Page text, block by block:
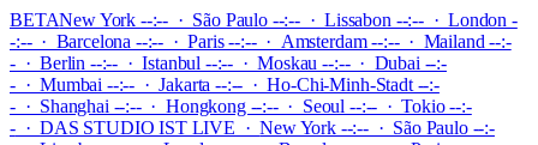
BETANew York --:-- · São Paulo --:-- · Lissabon --:-- · London -
-:-- · Barcelona --:-- · Paris --:-- · Amsterdam --:-- · Mailand --:-
- · Berlin --:-- · Istanbul --:-- · Moskau --:-- · Dubai --:-
- · Mumbai --:-- · Jakarta --:-- · Ho-Chi-Minh-Stadt --:-
- · Shanghai --:-- · Hongkong --:-- · Seoul --:-- · Tokio --:-
-·DAS STUDIO IST LIVE ·New York --:-- · São Paulo --:-